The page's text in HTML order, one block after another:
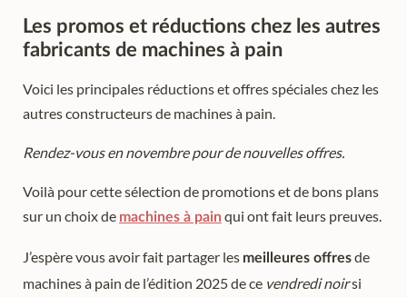
Les promos et réductions chez les autres
fabricants de machines à pain
Voici les principales réductions et offres spéciales chez les
autres constructeurs de machines à pain.
Rendez-vous en novembre pour de nouvelles offres.
Voilà pour cette sélection de promotions et de bons plans
sur un choix de machines à pain qui ont fait leurs preuves.
J’espère vous avoir fait partager les meilleures offresde
machines à pain de l’édition 2025 de ce vendredi noirsi